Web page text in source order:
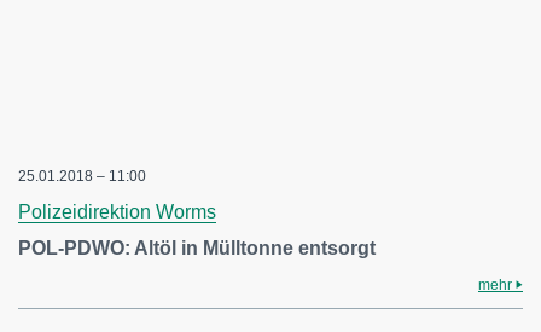
25.01.2018 – 11:00
Polizeidirektion Worms
POL-PDWO: Altöl in Mülltonne entsorgt
mehr